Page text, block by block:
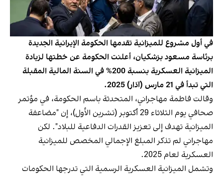
في أول مشروع للميزانية تقدمها الحكومة الإيرانية الجديدة
برئاسة مسعود بزشكيان، أعلنت الحكومة عن خطتها لزيادة
الميزانية العسكرية بنسبة 200% في السنة المالية المقبلة
التي تبدأ في 21 مارس (آذار) 2025.
وقالت فاطمة مهاجراني، المتحدثة باسم الحكومة، في مؤتمر
صحافي يوم الثلاثاء 29 أكتوبر (تشرين الأول)، إن "مضاعفة
الميزانية تهدف إلى تعزيز القدرات الدفاعية للبلاد". لكن
مهاجراني لم تذكر المبلغ الإجمالي المخصص للميزانية
العسكرية لعام 2025.
وتشمل الميزانية العسكرية الرسمية التي تدرجها الحكومات